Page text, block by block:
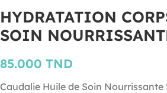
HYDRATATION
SOIN
85.000 TND
Caudalie Huile de Soin Nourrissante